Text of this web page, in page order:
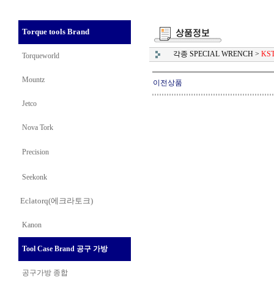
Torque tools Brand
Torqueworld
Mountz
Jetco
Nova Tork
Precision
Seekonk
Eclatorq(에크라토크)
Kanon
Tool Case Brand 공구 가방
공구가방 종합
각종 SPECIAL WRENCH >
이전상품